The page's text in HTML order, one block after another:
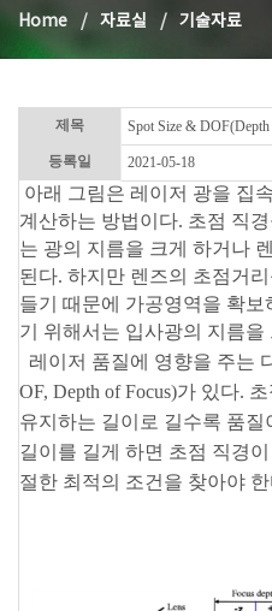
Home 자료실 기술자료
제목 Spot Size &
등록일 2021-05-18
아래 그림은 레이저 광을 집
계산하는 방법이다. 초점 직
는 광의 지름을 크게 하거나
된다. 하지만 렌즈의 초점거
들기 때문에 가공영역을 확
기 위해서는 입사광의 지름을
레이저 품질에 영향을 주는
OF, Depth of Focus)가 있다.
유지하는 길이로 길수록 품질
길이를 길게 하면 초점 직경
절한 최적의 조건을 찾아야 한